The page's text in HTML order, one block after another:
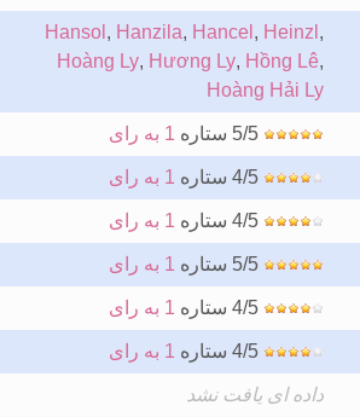
Hansol , Hanzila, Hancel , Heinzl ,
Hoàng Ly, Hương Ly, Hồng Lê,
Hoàng Hải Ly
1 به رای
1 به رای
1 به رای
1 به رای
1 به رای
1 به رای
داده ای یافت نشد